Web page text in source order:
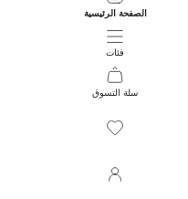
الصفحة الرئيسية
فئات
سلة التسوق
شورت بوبلين للأولاد